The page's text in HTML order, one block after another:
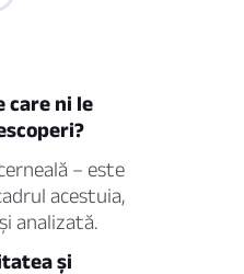
care ni le
– este
acestuia,
analizată.
și